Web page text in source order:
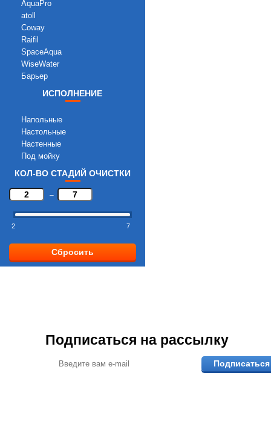
AquaPro
atoll
Coway
Raifil
SpaceAqua
WiseWater
Барьер
ИСПОЛНЕНИЕ
Напольные
Настольные
Настенные
Под мойку
КОЛ-ВО СТАДИЙ ОЧИСТКИ
–
2 7
Сбросить
Подписаться на рассылку
Подписаться